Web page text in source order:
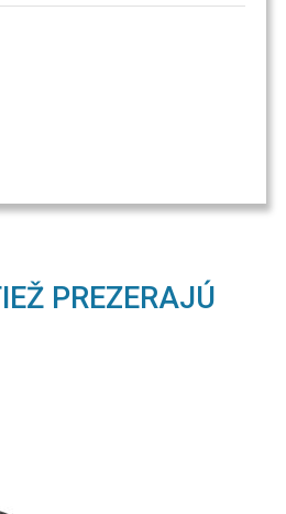
PREZERAJÚ